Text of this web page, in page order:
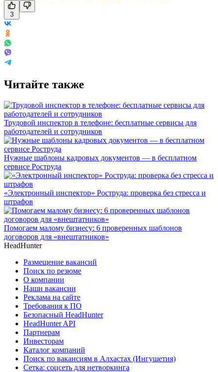
3
Читайте также
Трудовой инспектор в телефоне: бесплатные сервисы для
работодателей и сотрудников
Нужные шаблоны кадровых документов — в бесплатном
сервисе Роструда
«Электронный инспектор» Роструда: проверка без стресса и
штрафов
Помогаем малому бизнесу: 6 проверенных шаблонов
договоров для «внештатников»
HeadHunter
Размещение вакансий
Поиск по резюме
О компании
Наши вакансии
Реклама на сайте
Требования к ПО
Безопасный HeadHunter
HeadHunter API
Партнерам
Инвесторам
Каталог компаний
Поиск по вакансиям в Алхастах (Ингушетия)
Сетка: соцсеть для нетворкинга